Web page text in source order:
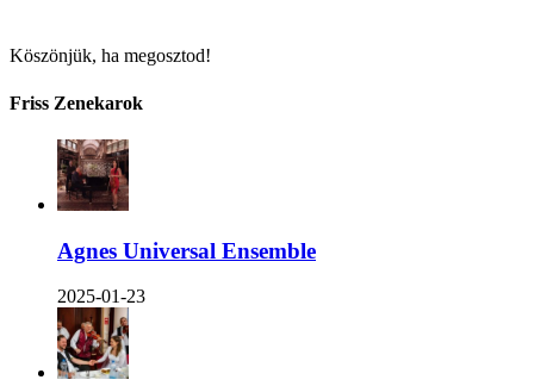
Köszönjük, ha megosztod!
Friss Zenekarok
Agnes Universal Ensemble
2025-01-23